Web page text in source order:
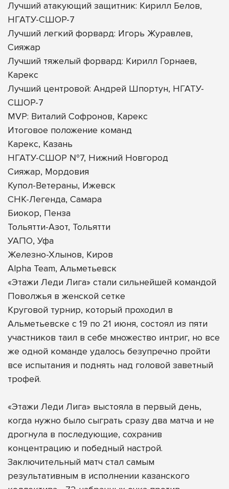
Лучший атакующий защитник: Кирилл Белов,
НГАТУ-СШОР-7
Лучший легкий форвард: Игорь Журавлев,
Сияжар
Лучший тяжелый форвард: Кирилл Горнаев,
Карекс
Лучший центровой: Андрей Шпортун, НГАТУ-
СШОР-7
MVP: Виталий Софронов, Карекс
Итоговое положение команд
Карекс, Казань
НГАТУ-СШОР №7, Нижний Новгород
Сияжар, Мордовия
Купол-Ветераны, Ижевск
СНК-Легенда, Самара
Биокор, Пенза
Тольятти-Азот, Тольятти
УАПО, Уфа
Железно-Хлынов, Киров
Alpha Team, Альметьевск
«Этажи Леди Лига» стали сильнейшей командой
Поволжья в женской сетке
Круговой турнир, который проходил в
Альметьевске с 19 по 21 июня, состоял из пяти
участников таил в себе множество интриг, но все
же одной команде удалось безупречно пройти
все испытания и поднять над головой заветный
трофей.
«Этажи Леди Лига» выстояла в первый день,
когда нужно было сыграть сразу два матча и не
дрогнула в последующие, сохранив
концентрацию и победный настрой.
Заключительный матч стал самым
результативным в исполнении казанского